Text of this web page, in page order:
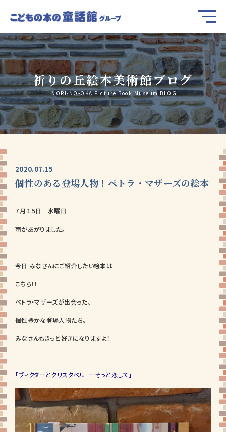
祈りの丘絵本美術館ブログ
INORI-NO-OKA Picture Book Museum BLOG
2020.07.15
個性のある登場人物！ペトラ・マザーズの絵本
７月１５日 水曜日
雨があがりました。
今日 みなさんにご紹介したい絵本は
こちら！！
ペトラ・マザーズが出会った、
個性豊かな登場人物たち。
みなさんもきっと好きになりますよ！
「ヴィクターとクリスタベル ーそっと恋して」